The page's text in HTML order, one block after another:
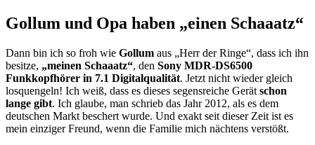
Gollum und Opa haben „einen Schaaatz“
Dann bin ich so froh wie Gollum aus „Herr der Ringe“, dass ich ihn
besitze, „meinen Schaaatz“, den Sony MDR-DS6500
Funkkopfhörer in 7.1 Digitalqualität. Jetzt nicht wieder gleich
losquengeln! Ich weiß, dass es dieses segensreiche Gerät schon
lange gibt. Ich glaube, man schrieb das Jahr 2012, als es dem
deutschen Markt beschert wurde. Und exakt seit dieser Zeit ist es
mein einziger Freund, wenn die Familie mich nächtens verstößt.